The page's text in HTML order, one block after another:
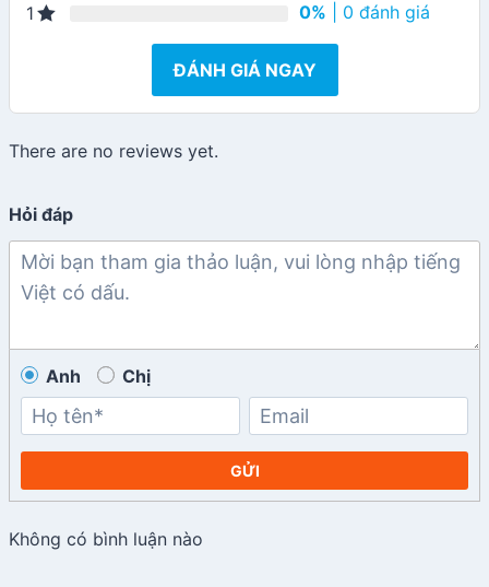
1
0% | 0 đánh giá
ĐÁNH GIÁ NGAY
There are no reviews yet.
Hỏi đáp
Anh Chị
GỬI
Không có bình luận nào